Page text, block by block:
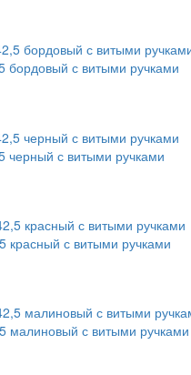
бордовый с витыми ручками
черный с витыми ручками
красный с витыми ручками
малиновый с витыми ручками